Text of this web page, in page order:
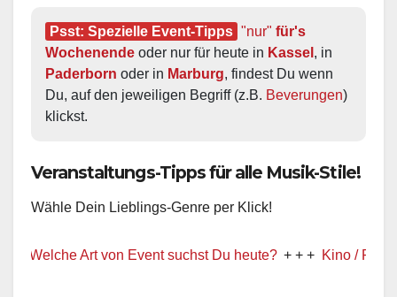
Psst: Spezielle Event-Tipps "nur" für's
Wochenende oder nur für heute in Kassel
Paderborn oder in Marburg, findest Du wenn
Du, auf den jeweiligen Begriff (z.B. Beverungen)
klickst.
Veranstaltungs-Tipps für alle Musik-Stile!
Wähle Dein Lieblings-Genre per Klick!
Art von Event suchst Du heute? + + + Kino / Film + + +